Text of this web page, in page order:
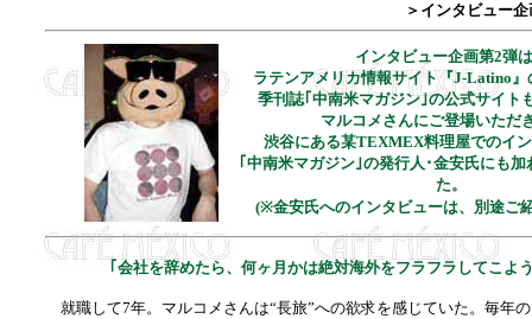
＞インタビュー
インタビュー企画第2弾
ラテンアメリカ情報サイト『J-Latino』
季刊誌｢中南米マガジン｣の公式サイト
マルコメさんにご登場いただ
渋谷にある某TEXMEX料理屋でのイ
｢中南米マガジン｣の発行人･金安氏にも
た。
(※金安氏へのインタビューは、別途ご
｢会社を辞めたら、何ヶ月かは絶対海外をフラフラしてこよ
就職して7年。マルコメさんは“長旅”への欲求を感じていた。毎年